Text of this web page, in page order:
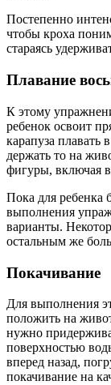
Постепенно
чтобы кроха
стараясь
Плавание
К этому
ребенок освоит
карапуза плавать
держать то на
фигуры, включая
Пока для ребенка
выполнения
варианты.
остальным же
Покачивание
Для выполнения
положить на
нужно
поверхностью
вперед назад,
покачивание на